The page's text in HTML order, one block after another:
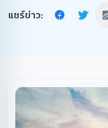
แชร์ข่าว: